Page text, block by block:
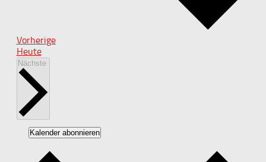
VorherigeVeranstaltungen
Heute
Nächste
Kalender abonnieren